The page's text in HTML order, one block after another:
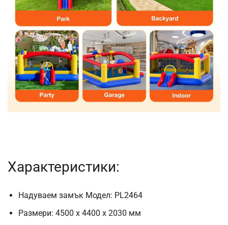
Характеристики:
Надуваем замък Модел: PL2464
Размери: 4500 x 4400 x 2030 мм